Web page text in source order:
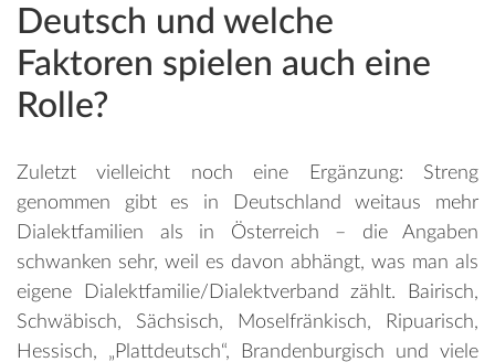
Deutsch und welche
Faktoren spielen auch eine
Rolle?
Zuletzt vielleicht noch eine Ergänzung: Streng
genommen gibt es in Deutschland weitaus mehr
Dialektfamilien als in Österreich – die Angaben
schwanken sehr, weil es davon abhängt, was man als
eigene Dialektfamilie/Dialektverband zählt. Bairisch,
Schwäbisch, Sächsisch, Moselfränkisch, Ripuarisch,
Hessisch, „Plattdeutsch“, Brandenburgisch und viele